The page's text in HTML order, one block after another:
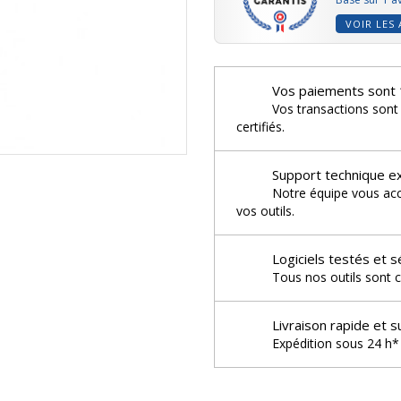
VOIR LES
Vos paiements sont
Vos transactions
certifiés.
Support technique
Notre équipe vous
vos outils.
Logiciels testés et
Tous nos outils sont
Livraison rapide et
Expédition sous 24